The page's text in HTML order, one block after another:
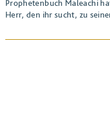
Prophetenbuch Maleachi
Herr, den ihr sucht, zu